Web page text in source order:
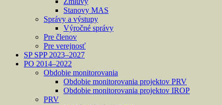
Stanovy MAS
Správy a výstupy
Výročné správy
Pre členov
Pre verejnosť
SP SPP 2023–2027
PO 2014–2022
Obdobie monitorovania
Obdobie monitorovania projektov PRV
Obdobie monitorovania projektov IROP
PRV